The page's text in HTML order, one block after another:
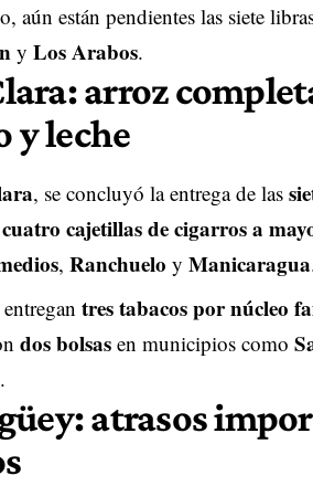
aún están pendientes las siete
y Los Arabos.
arroz
y leche
, se concluyó la entrega de las
cuatro cajetillas de cigarros a
, Ranchuelo y Manicaragua
tres tabacos por núcleo
dos bolsasen municipios como
.
atrasos